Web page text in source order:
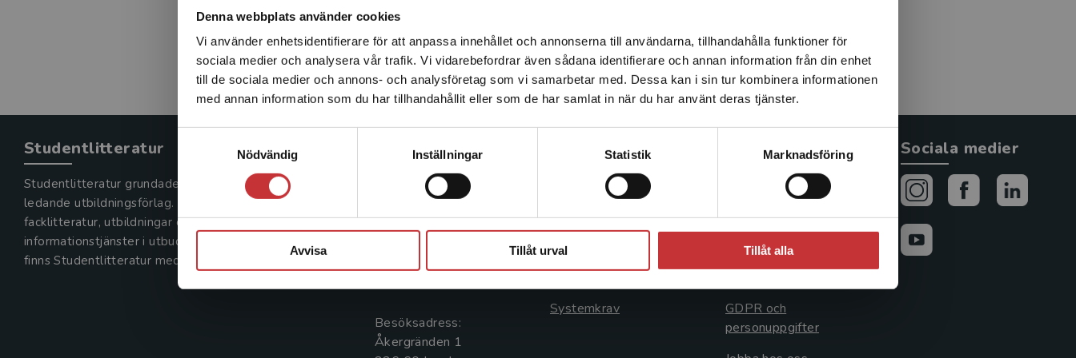
Denna webbplats använder cookies
Vi använder enhetsidentifierare för att anpassa innehållet och annonserna till användarna, tillhandahålla funktioner för
sociala medier och analysera vår trafik. Vi vidarebefordrar även sådana identifierare och annan information från din enhet
till de sociala medier och annons- och analysföretag som vi samarbetar med. Dessa kan i sin tur kombinera informationen
med annan information som du har tillhandahållit eller som de har samlat in när du har använt deras tjänster.
Nödvändig
Inställningar Statistik Marknadsföring
Avvisa Tillåt urval Tillåt alla
Det verkar som att du besöker studentlitteratur.se via en
enhet utanför Sverige. Vi erbjuder inte leveranser utanför
Sverige. För att kunna slutföra ett köp måste
leveransadressen vara i Sverige.Läs mer
Studentlitteratur
Studentlitteratur grundades 1963 och är idag Sveriges
ledande utbildningsförlag. Med läromedel, kurslitteratur,
facklitteratur, utbildningar och digitala
informationstjänster i utbudet,
finns Studentlitteratur med längs hela kunskapsresan.
Kontakta oss
Kontakta oss
046-31 20 00
Box 141
221 00 Lund
Besöksadress:
Åkergränden 1
Kundservice
Kontakta kundservice
046-31 21 00
Frågor och svar
Systemkrav
Allmänna länkar
Avtal och rättigheter
Cookies
GDPR och
personuppgifter
Sociala medier